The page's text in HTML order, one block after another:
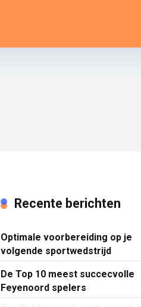
Recente berichten
Optimale voorbereiding op je
volgende sportwedstrijd
De Top 10 meest succecvolle
Feyenoord spelers